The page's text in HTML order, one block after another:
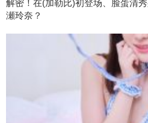
解密！在(加勒比)初登场、脸蛋清
瀬玲奈？